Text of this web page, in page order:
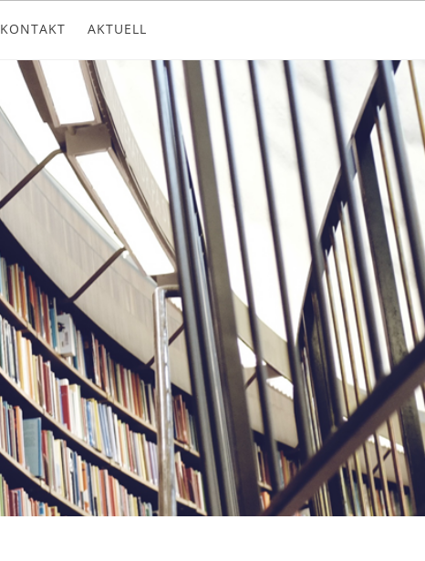
KONTAKT AKTUELL